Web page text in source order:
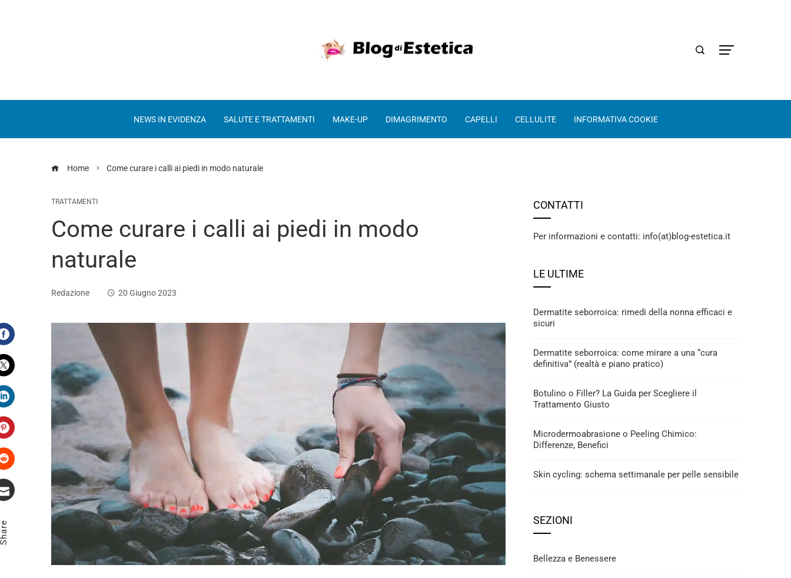
NEWS IN EVIDENZA SALUTE E TRATTAMENTI MAKE-UP DIMAGRIMENTO CAPELLI CELLULITE INFORMATIVA COOKIE
Home Come curare i calli ai piedi in modo naturale
TRATTAMENTI
Come curare i calli ai piedi in modo
naturale
Redazione 20 Giugno 2023
Facebook
Twitter
LinkedIn
Pinterest
Stumbleupon
CONTATTI
Per informazioni e contatti: info(at)blog-estetica.it
LE ULTIME
Dermatite seborroica: rimedi della nonna efficaci e
sicuri
Dermatite seborroica: come mirare a una “cura
definitiva” (realtà e piano pratico)
Botulino o Filler? La Guida per Scegliere il
Trattamento Giusto
Microdermoabrasione o Peeling Chimico:
Differenze, Benefici
Skin cycling: schema settimanale per pelle sensibile
SEZIONI
Bellezza e Benessere